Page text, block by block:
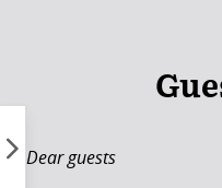
Dear guests